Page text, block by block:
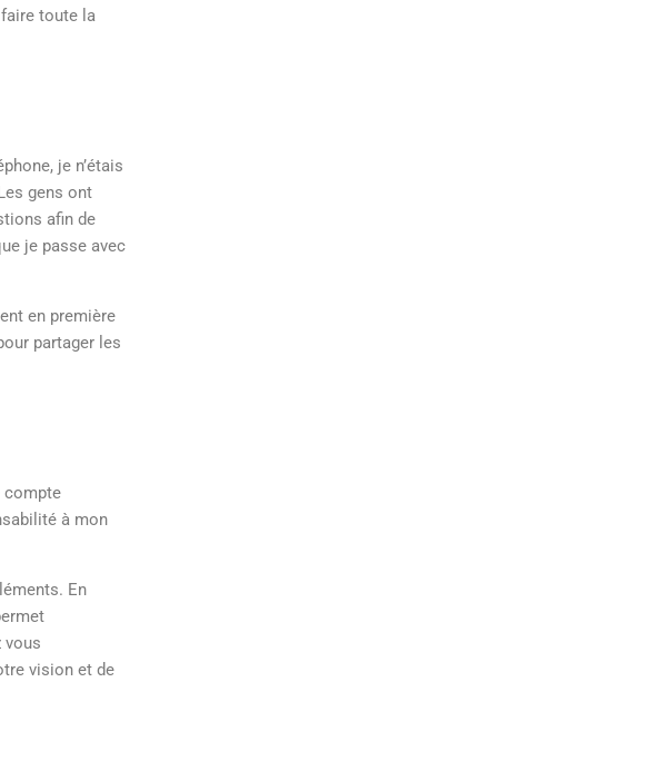
faire toute la
je n’étais
gens ont
afin de
je passe avec
en première
partager les
compte
à mon
En
vous
vision et de